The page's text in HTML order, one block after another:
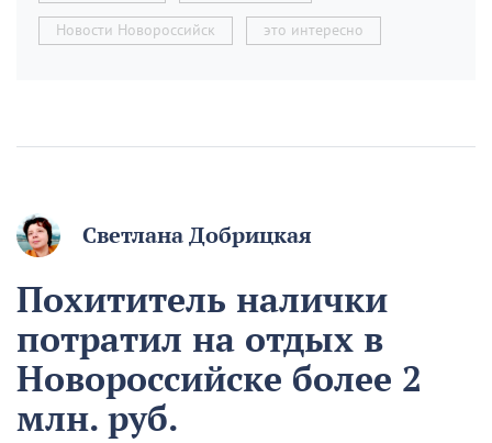
Новости Новороссийск это интересно
Светлана Добрицкая
Похититель налички
потратил на отдых в
Новороссийске более 2
млн. руб.